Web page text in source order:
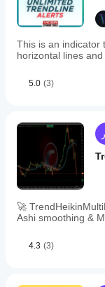
This is an indicator
horizontal lines and
5.0 (3)
🚀
Ashi smoothing &
4.3 (3)